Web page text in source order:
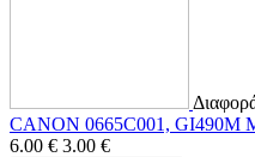
CANON 0665C001, GI490M
6.00 € 3.00 €